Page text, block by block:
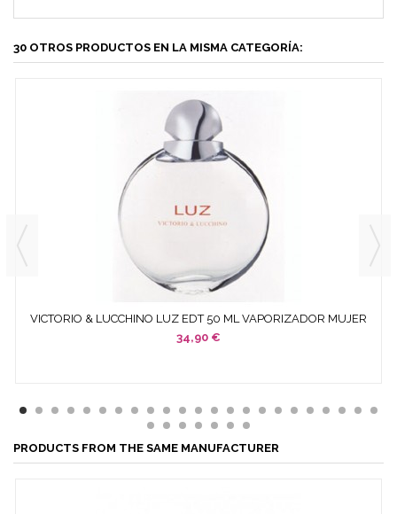
30 OTROS PRODUCTOS EN LA MISMA CATEGORÍA:
VICTORIO & LUCCHINO LUZ EDT 50 ML VAPORIZADOR MUJER
34,90 €
PRODUCTS FROM THE SAME MANUFACTURER